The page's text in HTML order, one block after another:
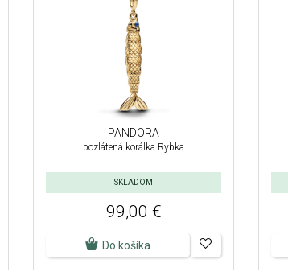
PANDORA
pozlátená korálka Rybka
SKLADOM
99,00 €
Do košíka